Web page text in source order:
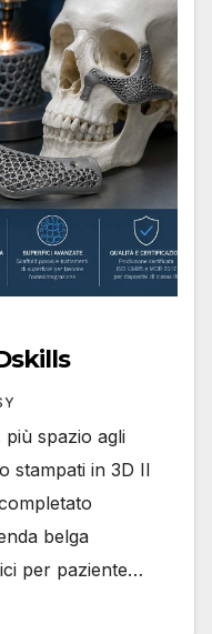
più spazio agli
stampati in 3D Il
belga
per paziente…